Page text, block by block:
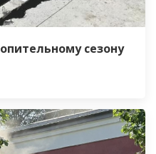
сезону